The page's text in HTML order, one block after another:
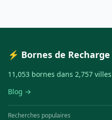
⚡ Bornes de
11,053 bornes dans 2,757
Blog →
Recherches populaires